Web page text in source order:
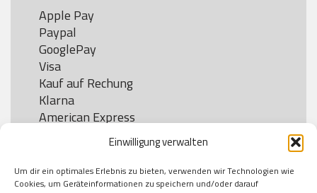
Einwilligung verwalten
Um dir ein optimales Erlebnis zu bieten, verwenden wir Technologien wie
Cookies, um Geräteinformationen zu speichern und/oder darauf
Apple Pay
Paypal
GooglePay
Visa
Kauf auf Rechung
Klarna
American Express
Versand